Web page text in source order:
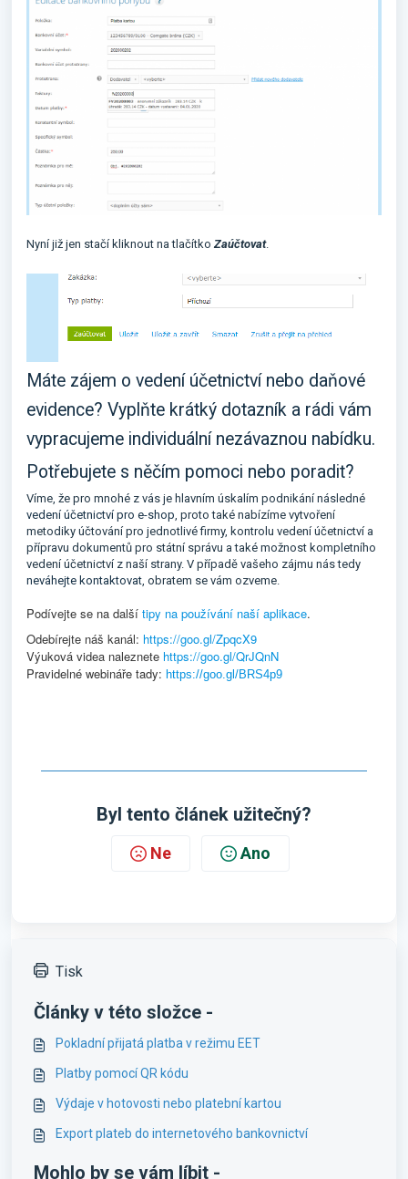
Nyní již jen stačí kliknout na tlačítkoZaúčtovat.
Máte zájem o vedení účetnictví nebo daňové
evidence? Vyplňte krátký dotazník a rádi vám
vypracujeme individuální nezávaznou nabídku.
Potřebujete s něčím pomoci nebo poradit?
Víme, že pro mnohé z vás je hlavním úskalím podnikání následné
vedení účetnictví pro e-shop, proto také nabízíme vytvoření
metodiky účtování pro jednotlivé firmy, kontrolu vedení účetnictví a
přípravu dokumentů pro státní správu a také možnost kompletního
vedení účetnictví z naší strany. V případě vašeho zájmu nás tedy
neváhejte kontaktovat, obratem se vám ozveme.
Podívejte se na další tipy na používání naší aplikace.
Odebírejte náš kanál: https://goo.gl/ZpqcX9
Výuková videa naleznete https://goo.gl/QrJQnN
Pravidelné webináře tady: https://goo.gl/BRS4p9
Byl tento článek užitečný?
Ne Ano
Tisk
Články v této složce -
Pokladní přijatá platba v režimu EET
Platby pomocí QR kódu
Výdaje v hotovosti nebo platební kartou
Export plateb do internetového bankovnictví
Mohlo by se vám líbit -